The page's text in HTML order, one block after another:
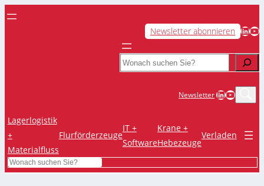
Newsletter abonnieren LinkedIn YouTube
Search
NewsletterLinkedIn
Lagerlogistik
+
Materialfluss
Flurförderzeuge
IT +
Software
Krane +
Hebezeuge
Verladen
Search